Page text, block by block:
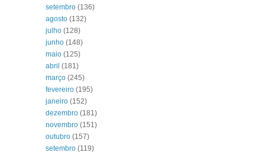
setembro (136)
agosto (132)
julho (128)
junho (148)
maio (125)
abril (181)
março (245)
fevereiro (195)
janeiro (152)
dezembro (181)
novembro (151)
outubro (157)
setembro (119)